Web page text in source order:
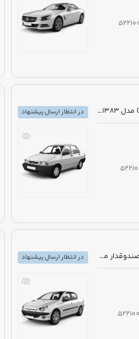
مزایده دولتی خودرو پراید GTX مدل 1383 رنگ سفید
در انتظار ارسال پیشنهاد
مزایده دولتی خودرو پژو 206 صندوقدار مدل 1390 رنگ سفید روغنی
در انتظار ارسال پیشنهاد